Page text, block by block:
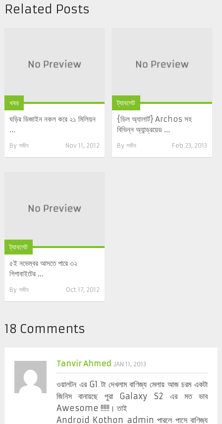
Related Posts
খবর
ঘড়ির ডিজাইন নকল করে ২১ মিলিয়ন
...
By সজীব Nov 11, 2012
ট্যাবলেট
{ডিল অ্যালার্ট} Archos সহ
বিভিন্ন অ্যান্ড্রয়েড ...
By সজীব Feb 23, 2013
ট্যাবলেট
৫ই নভেম্বর আসতে পারে ৩২
গিগাবাইটের ...
By সজীব Oct 17, 2012
18 Comments
Tanvir Ahmed JAN 11, 2013
ওয়ালটন এর G1 টা দেখলাম বাণিজ্য মেলায় আজ চরম একটা
জিনিস বানায়ছে পুরা Galaxy S2 এর মত ভাব
Awesome !!!!!!। তাই
Android Kothon admin পারলে পাসে বাণিজ্য